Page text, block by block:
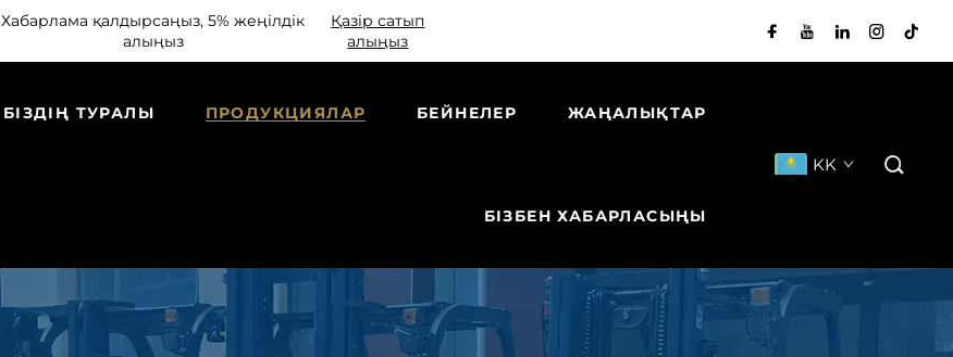
Хабарлама қалдырсаңыз, 5% жеңілдік
алыңыз
Қазір сатып
алыңыз
БІЗДІҢ ТУРАЛЫ ПРОДУКЦИЯЛАР БЕЙНЕЛЕР ЖАҢАЛЫҚТАР
БІЗБЕН ХАБАРЛАСЫҢЫ
KK